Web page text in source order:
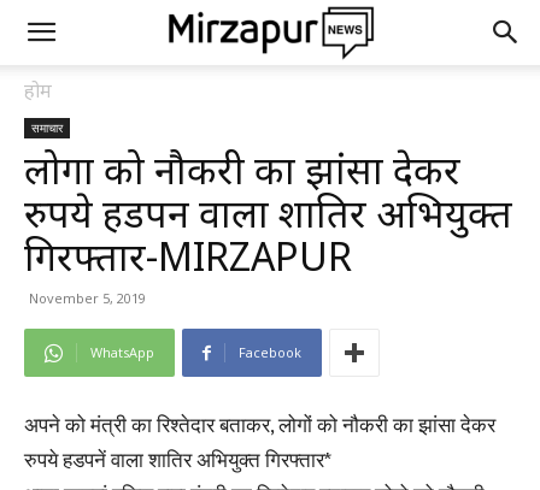
होम
समाचार
लोगों को नौकरी का झांसा देकर
रुपये हडपनें वाला शातिर अभियुक्त
गिरफ्तार-MIRZAPUR
November 5, 2019
WhatsApp Facebook
अपने को मंत्री का रिश्तेदार बताकर, लोगों को नौकरी का झांसा देकर
रुपये हडपनें वाला शातिर अभियुक्त गिरफ्तार*